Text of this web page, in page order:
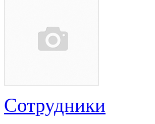
Сотрудники